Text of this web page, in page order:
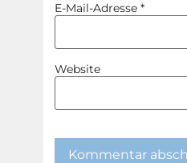
E-Mail-Adresse*
Website